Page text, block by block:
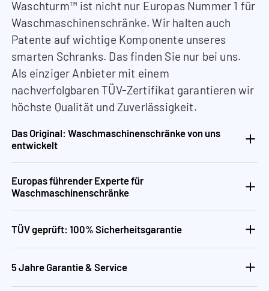
Waschturm™ ist nicht nur Europas Nummer 1 für
Waschmaschinenschränke. Wir halten auch
Patente auf wichtige Komponente unseres
smarten Schranks. Das finden Sie nur bei uns.
Als einziger Anbieter mit einem
nachverfolgbaren TÜV-Zertifikat garantieren wir
höchste Qualität und Zuverlässigkeit.
Das Original: Waschmaschinenschränke von uns
entwickelt
Europas führender Experte für
Waschmaschinenschränke
TÜV geprüft: 100% Sicherheitsgarantie
5 Jahre Garantie & Service